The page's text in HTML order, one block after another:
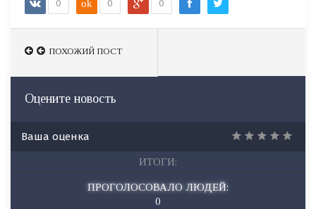
0 ok 0 0
ПОХОЖИЙ ПОСТ
ПОХОЖИЙ ПОСТ
Оцените новость
Ваша оценка
ИТОГИ:
ПРОГОЛОСОВАЛО ЛЮДЕЙ:
0